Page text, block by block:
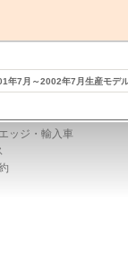
年7月～2002年7月生産モデ
ッジ・輸入車